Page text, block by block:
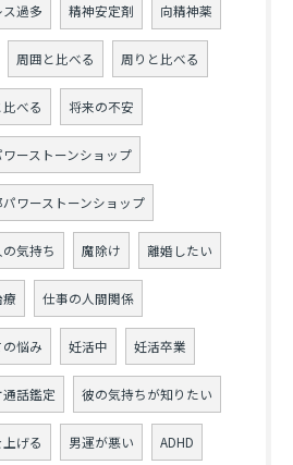
ス過多 精神安定剤 向精神薬
周囲と比べる 周りと比べる
べる 将来の不安
ーストーンショップ
ワーストーンショップ
気持ち 魔除け 離婚したい
療 仕事の人間関係
悩み 妊活中 妊活卒業
通話鑑定 彼の気持ちが知りたい
げる 男運が悪い ADHD